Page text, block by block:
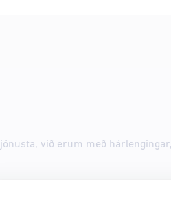
við erum með hárlengingar,